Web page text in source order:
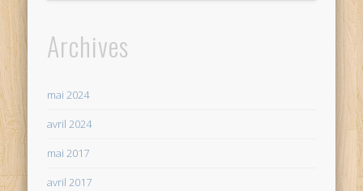
Archives
mai 2024
avril 2024
mai 2017
avril 2017